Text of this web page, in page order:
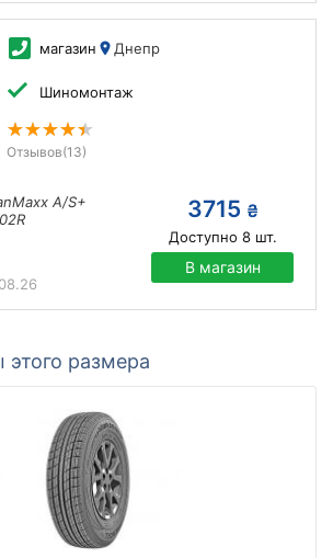
магазин Днепр
Шиномонтаж
Отзывов(13)
A/S+
3715 ₴
Доступно 8шт.
В магазин
размера